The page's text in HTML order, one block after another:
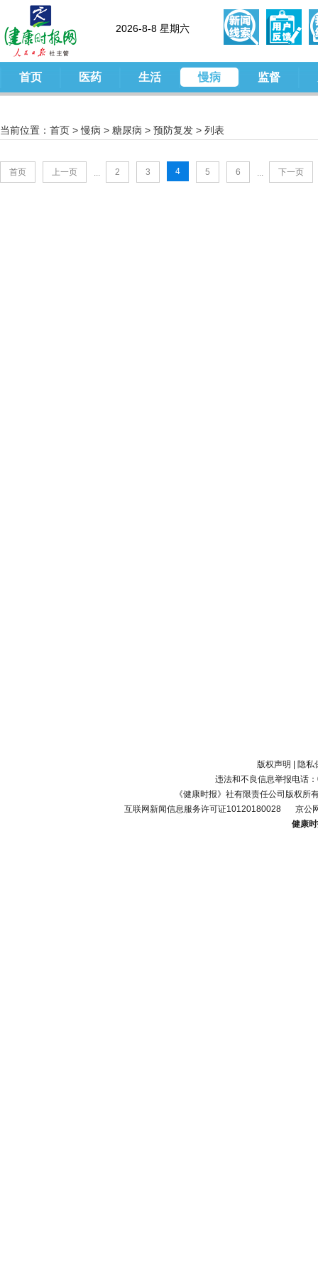
2026-8-8 星期六
首页 医药 生活 慢病 监督
当前位置： 首页 > 慢病 > 糖尿病 > 预防复发 > 列表
首页 上一页 ... 2 3 4 5 6 ... 下一页
版权声明
隐私
违法和不良信息举报电话
《健康时报》社有限责任公司版权所
互联网新闻信息服务许可证10120180028
京公
健康